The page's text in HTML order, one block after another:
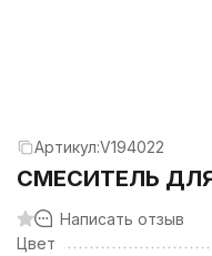
Артикул:V194022
СМЕСИТЕЛЬ ДЛЯ
Написать отзыв
Цвет